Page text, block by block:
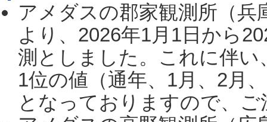
アメダスの郡家観測所（
より、2026年1月1日から
測としました。これに伴い
1位の値（通年、1月、2月
となっておりますので、